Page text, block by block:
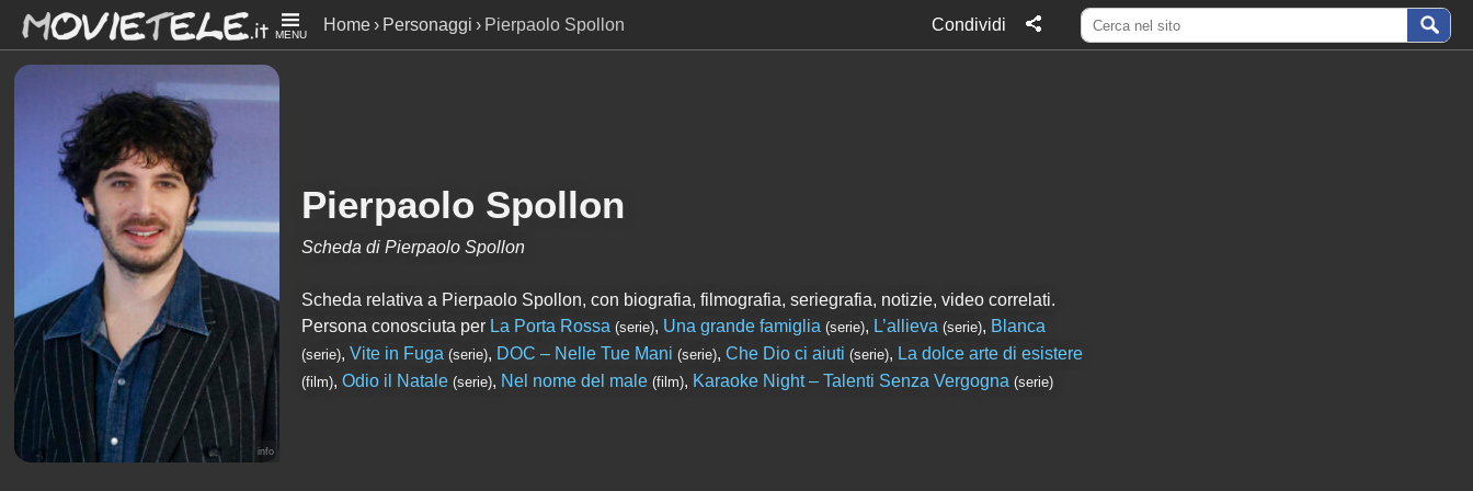
MENU
Home Personaggi Pierpaolo Spollon Condividi
Pierpaolo Spollon
Scheda di Pierpaolo Spollon
info
Scheda relativa a Pierpaolo Spollon, con biografia, filmografia, seriegrafia, notizie, video correlati.
Persona conosciuta per La Porta Rossa (serie), Una grande famiglia (serie), L’allieva (serie), Blanca
(serie), Vite in Fuga (serie), DOC – Nelle Tue Mani (serie), Che Dio ci aiuti (serie), La dolce arte di esistere
(film), Odio il Natale (serie), Nel nome del male (film), Karaoke Night – Talenti Senza Vergogna (serie)